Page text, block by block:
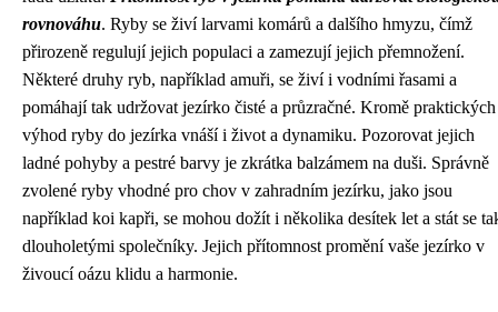
rovnováhu. Ryby se živí larvami komárů a dalšího hmyzu, čímž
přirozeně regulují jejich populaci a zamezují jejich přemnožení.
Některé druhy ryb, například amuři, se živí i vodními řasami a
pomáhají tak udržovat jezírko čisté a průzračné. Kromě praktických
výhod ryby do jezírka vnáší i život a dynamiku. Pozorovat jejich
ladné pohyby a pestré barvy je zkrátka balzámem na duši. Správně
zvolené ryby vhodné pro chov v zahradním jezírku, jako jsou
například koi kapři, se mohou dožít i několika desítek let a stát se
dlouholetými společníky. Jejich přítomnost promění vaše jezírko v
živoucí oázu klidu a harmonie.